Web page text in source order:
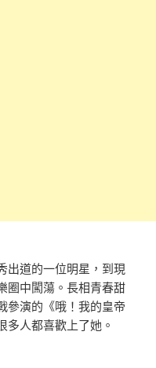
出道的一位明星，到現
圈中闖蕩。長相青春甜
參演的《哦！我的皇帝
多人都喜歡上了她。